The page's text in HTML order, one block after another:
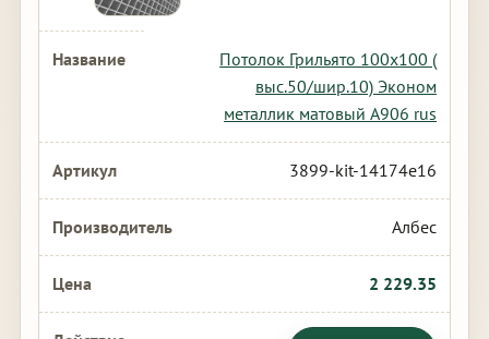
Потолок Грильято 100х100 (
выс.50/шир.10) Эконом
металлик матовый А906 rus
3899-kit-14174e16
Албес
2 229.35